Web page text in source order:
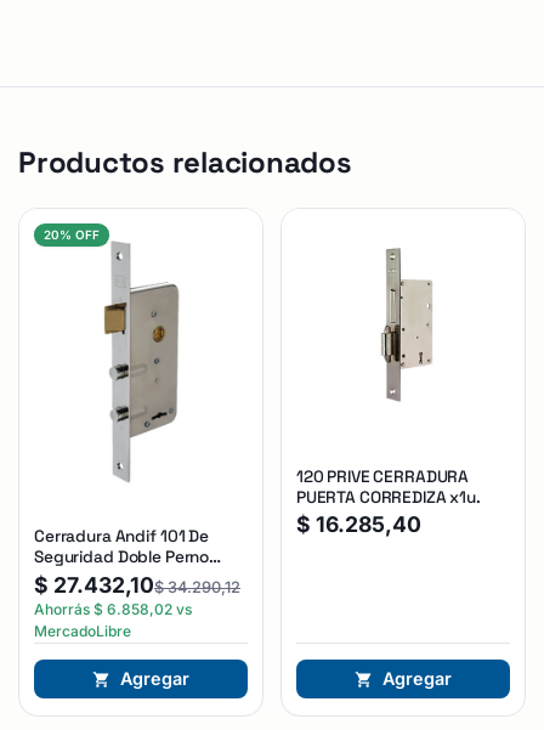
Productos relacionados
20% OFF
Cerradura Andif 101 De
Seguridad Doble Perno
Reforzada Plateado
$ 27.432,10$34.290,12
Ahorrás $ 6.858,02 vs
MercadoLibre
Agregar
120 PRIVE CERRADURA
PUERTA CORREDIZA x1u.
$ 16.285,40
Agregar